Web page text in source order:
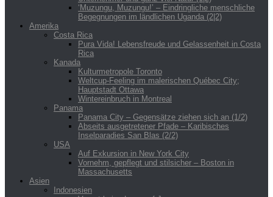
‘Muzungu, Muzungu!’ – Eindringliche menschliche
Begegnungen im ländlichen Uganda (2|2)
Amerika
Costa Rica
Pura Vida! Lebensfreude und Gelassenheit in Costa
Rica
Kanada
Kulturmetropole Toronto
Weltcup-Feeling im malerischen Québec City;
Hauptstadt Ottawa
Wintereinbruch in Montreal
Panama
Panama City – Gegensätze ziehen sich an (1/2)
Abseits ausgetretener Pfade – Karibisches
Inselparadies San Blas (2/2)
USA
Auf Exkursion in New York City
Vornehm, gepflegt und stilsicher – Boston in
Massachusetts
Asien
Indonesien